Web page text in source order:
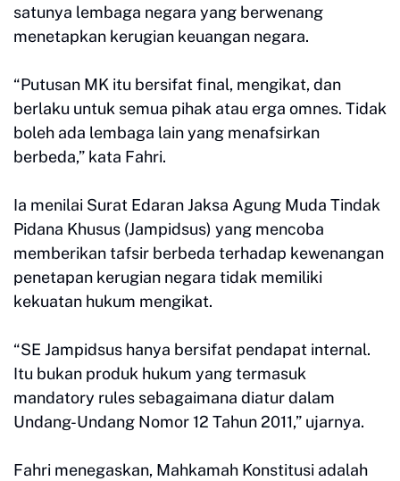
satunya lembaga negara yang berwenang
menetapkan kerugian keuangan negara.
“Putusan MK itu bersifat final, mengikat, dan
berlaku untuk semua pihak atau erga omnes. Tidak
boleh ada lembaga lain yang menafsirkan
berbeda,” kata Fahri.
Ia menilai Surat Edaran Jaksa Agung Muda Tindak
Pidana Khusus (Jampidsus) yang mencoba
memberikan tafsir berbeda terhadap kewenangan
penetapan kerugian negara tidak memiliki
kekuatan hukum mengikat.
“SE Jampidsus hanya bersifat pendapat internal.
Itu bukan produk hukum yang termasuk
mandatory rules sebagaimana diatur dalam
Undang-Undang Nomor 12 Tahun 2011,” ujarnya.
Fahri menegaskan, Mahkamah Konstitusi adalah